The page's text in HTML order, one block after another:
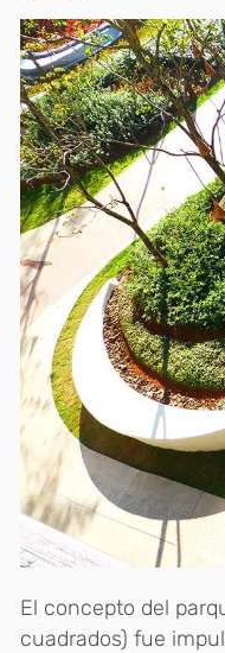
El concepto del
cuadrados) fue